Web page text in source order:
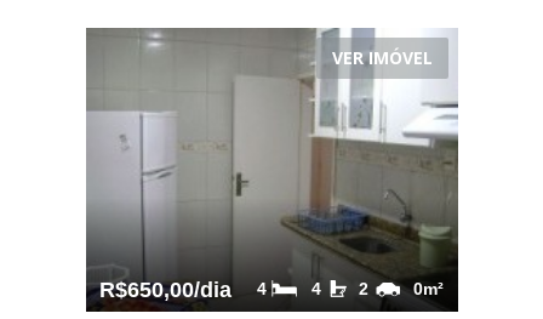
VER IMÓVEL
R$650,00/dia 0m²
2
4
4